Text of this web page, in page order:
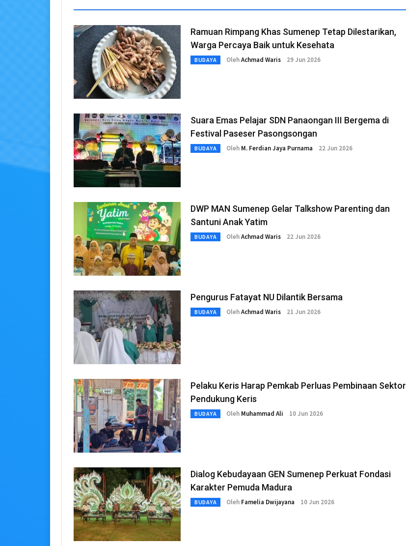
Ramuan Rimpang Khas Sumenep Tetap Dilestarikan,
Warga Percaya Baik untuk Kesehata
BUDAYA OlehAchmad Waris 29 Jun 2026
Suara Emas Pelajar SDN Panaongan III Bergema di
Festival Paseser Pasongsongan
BUDAYA Oleh M. Ferdian Jaya Purnama 22 Jun 2026
DWP MAN Sumenep Gelar Talkshow Parenting dan
Santuni Anak Yatim
BUDAYA OlehAchmad Waris 22 Jun 2026
Pengurus Fatayat NU Dilantik Bersama
BUDAYA OlehAchmad Waris 21 Jun 2026
Pelaku Keris Harap Pemkab Perluas Pembinaan Sektor
Pendukung Keris
BUDAYA Oleh Muhammad Ali 10 Jun 2026
Dialog Kebudayaan GEN Sumenep Perkuat Fondasi
Karakter Pemuda Madura
BUDAYA Oleh Famelia Dwijayana 10 Jun 2026